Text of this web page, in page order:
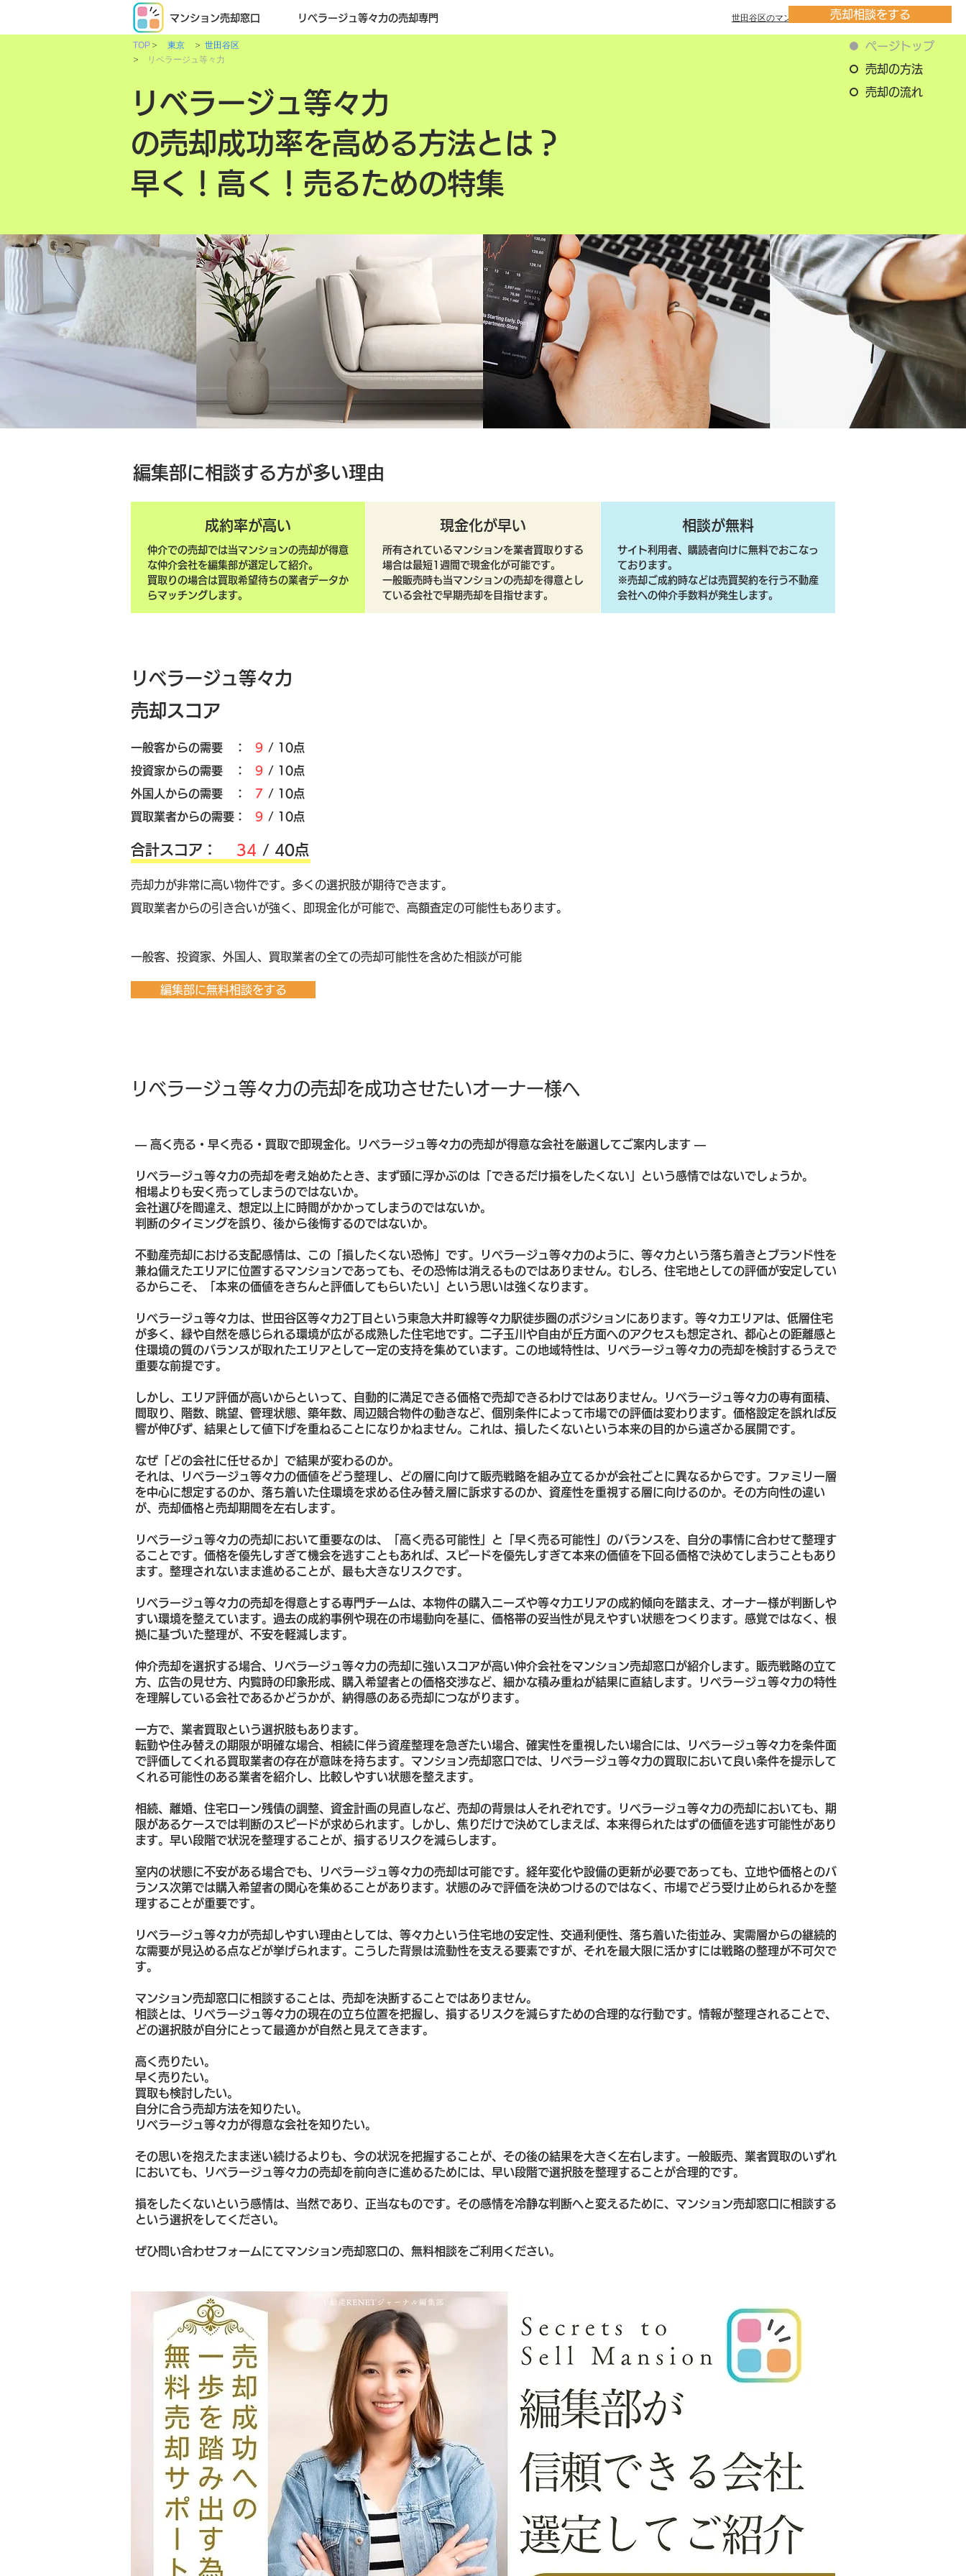
売却相談をする
ページトップ
売却の方法
売却の流れ
マンション売却窓口 リベラージュ等々力の売却専門 世田谷区のマンション一覧
TOP > 東京 > 世田谷区
> リベラージュ等々力
リベラージュ等々力
の売却成功率を高める方法とは？
早く！高く！売るための特集
編集部に相談する方が多い理由
成約率が高い
仲介での売却では当マンションの売却が得意
な仲介会社を編集部が選定して紹介。
買取りの場合は買取希望待ちの業者データか
らマッチングします。
現金化が早い
所有されているマンションを業者買取りする
場合は最短1週間で現金化が可能です。
一般販売時も当マンションの売却を得意とし
ている会社で早期売却を目指せます。
相談が無料
サイト利用者、購読者向けに無料でおこなっ
ております。
​※売却ご成約時などは売買契約を行う不動産
会社への仲介手数料が発生します。
リベラージュ等々力
売却スコア
​一般客からの需要 ： 9 / 10点
​投資家からの需要 ：
9 / 10点
外国人からの需要 ：
7 / 10点
買取業者からの需要：
9 / 10点
​合計スコア： 34 / 40点
売却力が非常に高い物件です。多くの選択肢が期待できます。
買取業者からの引き合いが強く、即現金化が可能で、高額査定の可能性もあります。
​一般客、投資家、外国人、買取業者の全ての売却可能性を含めた相談が可能
編集部に無料相談をする
リベラージュ等々力の売却を成功させたいオーナー様へ
― 高く売る・早く売る・買取で即現金化。リベラージュ等々力の売却が得意な会社を厳選してご案内します ―
リベラージュ等々力の売却を考え始めたとき、まず頭に浮かぶのは「できるだけ損をしたくない」という感情ではないでしょうか。
相場よりも安く売ってしまうのではないか。
会社選びを間違え、想定以上に時間がかかってしまうのではないか。
判断のタイミングを誤り、後から後悔するのではないか。
不動産売却における支配感情は、この「損したくない恐怖」です。リベラージュ等々力のように、等々力という落ち着きとブランド性を
兼ね備えたエリアに位置するマンションであっても、その恐怖は消えるものではありません。むしろ、住宅地としての評価が安定してい
るからこそ、「本来の価値をきちんと評価してもらいたい」という思いは強くなります。
リベラージュ等々力は、世田谷区等々力2丁目という東急大井町線等々力駅徒歩圏のポジションにあります。等々力エリアは、低層住宅
が多く、緑や自然を感じられる環境が広がる成熟した住宅地です。二子玉川や自由が丘方面へのアクセスも想定され、都心との距離感と
住環境の質のバランスが取れたエリアとして一定の支持を集めています。この地域特性は、リベラージュ等々力の売却を検討するうえで
重要な前提です。
しかし、エリア評価が高いからといって、自動的に満足できる価格で売却できるわけではありません。リベラージュ等々力の専有面積、
間取り、階数、眺望、管理状態、築年数、周辺競合物件の動きなど、個別条件によって市場での評価は変わります。価格設定を誤れば反
響が伸びず、結果として値下げを重ねることになりかねません。これは、損したくないという本来の目的から遠ざかる展開です。
なぜ「どの会社に任せるか」で結果が変わるのか。
それは、リベラージュ等々力の価値をどう整理し、どの層に向けて販売戦略を組み立てるかが会社ごとに異なるからです。ファミリー層
を中心に想定するのか、落ち着いた住環境を求める住み替え層に訴求するのか、資産性を重視する層に向けるのか。その方向性の違い
が、売却価格と売却期間を左右します。
リベラージュ等々力の売却において重要なのは、「高く売る可能性」と「早く売る可能性」のバランスを、自分の事情に合わせて整理す
ることです。価格を優先しすぎて機会を逃すこともあれば、スピードを優先しすぎて本来の価値を下回る価格で決めてしまうこともあり
ます。整理されないまま進めることが、最も大きなリスクです。
リベラージュ等々力の売却を得意とする専門チームは、本物件の購入ニーズや等々力エリアの成約傾向を踏まえ、オーナー様が判断しや
すい環境を整えています。過去の成約事例や現在の市場動向を基に、価格帯の妥当性が見えやすい状態をつくります。感覚ではなく、根
拠に基づいた整理が、不安を軽減します。
仲介売却を選択する場合、リベラージュ等々力の売却に強いスコアが高い仲介会社をマンション売却窓口が紹介します。販売戦略の立て
方、広告の見せ方、内覧時の印象形成、購入希望者との価格交渉など、細かな積み重ねが結果に直結します。リベラージュ等々力の特性
を理解している会社であるかどうかが、納得感のある売却につながります。
一方で、業者買取という選択肢もあります。
転勤や住み替えの期限が明確な場合、相続に伴う資産整理を急ぎたい場合、確実性を重視したい場合には、リベラージュ等々力を条件面
で評価してくれる買取業者の存在が意味を持ちます。マンション売却窓口では、リベラージュ等々力の買取において良い条件を提示して
くれる可能性のある業者を紹介し、比較しやすい状態を整えます。
相続、離婚、住宅ローン残債の調整、資金計画の見直しなど、売却の背景は人それぞれです。リベラージュ等々力の売却においても、期
限があるケースでは判断のスピードが求められます。しかし、焦りだけで決めてしまえば、本来得られたはずの価値を逃す可能性があり
ます。早い段階で状況を整理することが、損するリスクを減らします。
室内の状態に不安がある場合でも、リベラージュ等々力の売却は可能です。経年変化や設備の更新が必要であっても、立地や価格とのバ
ランス次第では購入希望者の関心を集めることがあります。状態のみで評価を決めつけるのではなく、市場でどう受け止められるかを整
理することが重要です。
リベラージュ等々力が売却しやすい理由としては、等々力という住宅地の安定性、交通利便性、落ち着いた街並み、実需層からの継続的
な需要が見込める点などが挙げられます。こうした背景は流動性を支える要素ですが、それを最大限に活かすには戦略の整理が不可欠で
す。
マンション売却窓口に相談することは、売却を決断することではありません。
相談とは、リベラージュ等々力の現在の立ち位置を把握し、損するリスクを減らすための合理的な行動です。情報が整理されることで、
どの選択肢が自分にとって最適かが自然と見えてきます。
高く売りたい。
早く売りたい。
買取も検討したい。
自分に合う売却方法を知りたい。
リベラージュ等々力が得意な会社を知りたい。
その思いを抱えたまま迷い続けるよりも、今の状況を把握することが、その後の結果を大きく左右します。一般販売、業者買取のいずれ
においても、リベラージュ等々力の売却を前向きに進めるためには、早い段階で選択肢を整理することが合理的です。
損をしたくないという感情は、当然であり、正当なものです。その感情を冷静な判断へと変えるために、マンション売却窓口に相談する
という選択をしてください。
ぜひ問い合わせフォームにてマンション売却窓口の、無料相談をご利用ください。